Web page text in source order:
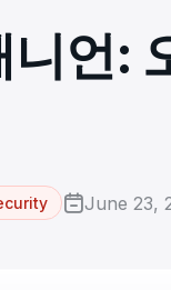
robust, reliable,
standards.
other
systemic risk.
in real-
security.
user assets and your
launch and monitor
audits by Block Sec.
Incidents
docs to help
언:
June 23,